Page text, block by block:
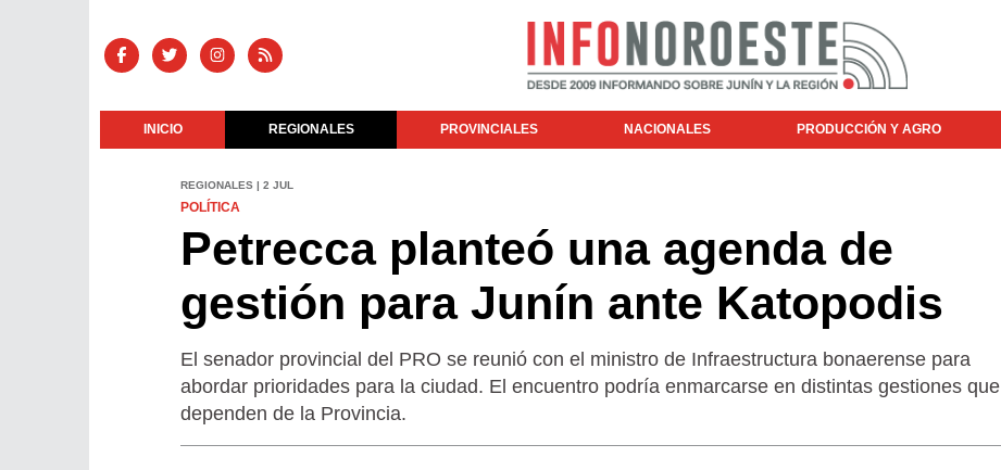
INICIO REGIONALES PROVINCIALES NACIONALES PRODUCCIÓN Y AGRO
REGIONALES | 2 JUL
POLÍTICA
Petrecca planteó una agenda de
gestión para Junín ante Katopodis
El senador provincial del PRO se reunió con el ministro de Infraestructura bonaerense para
abordar prioridades para la ciudad. El encuentro podría enmarcarse en distintas gestiones que
dependen de la Provincia.